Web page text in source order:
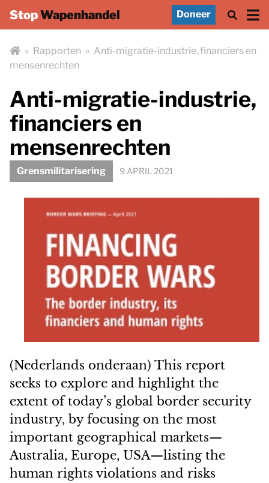
StopWapenhandel Doneer
» Rapporten » Anti-migratie-industrie, financiers en
mensenrechten
Anti-migratie-industrie,
financiers en
mensenrechten
Grensmilitarisering 9 APRIL 2021
(Nederlands onderaan) This report
seeks to explore and highlight the
extent of today’s global border security
industry, by focusing on the most
important geographical markets—
Australia, Europe, USA—listing the
human rights violations and risks